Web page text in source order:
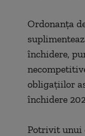
Ordonanţa
închidere,
obligaţiilor
închidere
Potrivit unui